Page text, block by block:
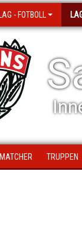
LAG - FOTBOLL
MATCHER TRUPPEN